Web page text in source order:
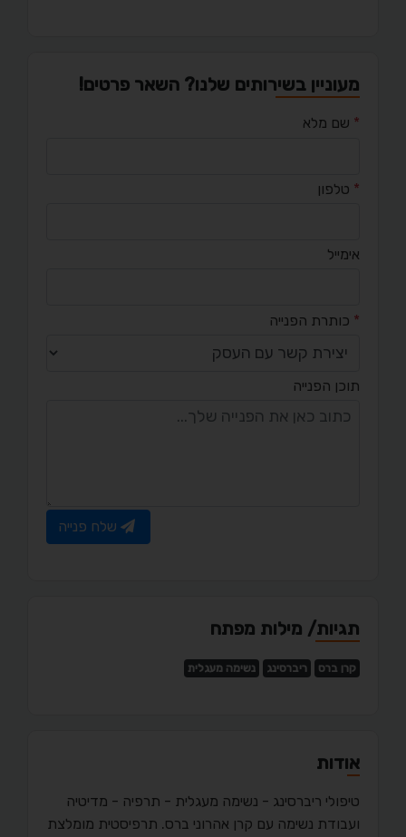
מעוניין בשירותים שלנו? השאר פרטים!
* שם מלא
* טלפון
אימייל
* כותרת הפנייה
תוכן הפנייה
שלח פנייה
תגיות/ מילות מפתח
קרן ברס ריברסינג נשימה מעגלית
אודות
טיפולי ריברסינג - נשימה מעגלית - תרפיה - מדיטיה
ועבודת נשימה עם קרן אהרוני ברס. תרפיסטית מומלצת